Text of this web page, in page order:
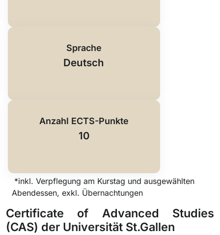
Sprache
Deutsch
Anzahl ECTS-Punkte
10
*inkl. Verpflegung am Kurstag und ausgewählten
Abendessen, exkl. Übernachtungen
Certificate of Advanced Studies
(CAS) der Universität St.Gallen